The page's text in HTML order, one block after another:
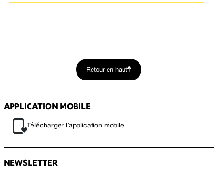
Retour en haut
APPLICATION MOBILE
Télécharger l’application mobile
NEWSLETTER